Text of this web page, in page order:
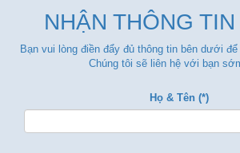
NHẬN THÔNG
Bạn vui lòng điền đẩy đủ thông tin bên dưới
Chúng tôi sẽ liên hệ với bạn
Họ & Tên (*)